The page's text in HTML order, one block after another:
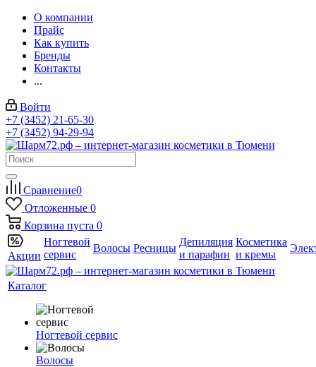
О компании
Прайс
Как купить
Бренды
Контакты
...
Войти
+7 (3452) 21-65-30
+7 (3452) 94-29-94
Сравнение0
Отложенные 0
Корзина пуста 0
Акции
Ногтевой
сервис
Волосы Ресницы
Депиляция
и парафин
Косметика
и кремы
Каталог
Ногтевой сервис
Волосы